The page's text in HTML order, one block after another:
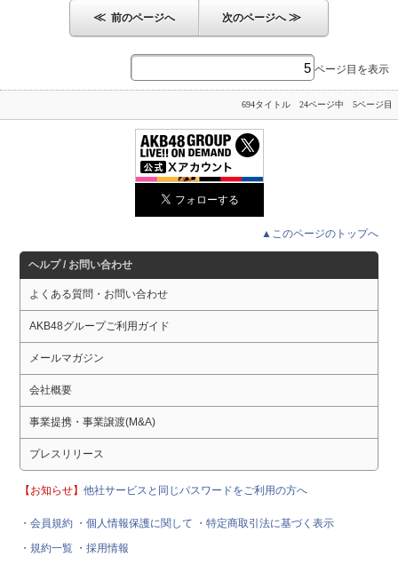
≪ 前のページへ 次のページへ≫
ページ目を表示
694タイトル 24ページ中 5ページ目
▲このページのトップへ
ヘルプ / お問い合わせ
よくある質問・お問い合わせ
AKB48グループご利用ガイド
メールマガジン
会社概要
事業提携・事業譲渡(M&A)
プレスリリース
【お知らせ】他社サービスと同じパスワードをご利用の方へ
・会員規約 ・個人情報保護に関して
・特定商取引法に基づく表示
・規約一覧 ・採用情報